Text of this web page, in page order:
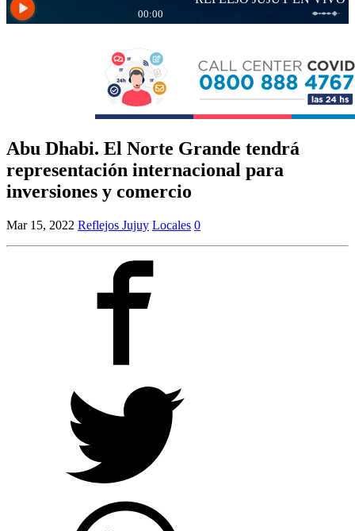
Abu Dhabi. El Norte Grande tendrá
representación internacional para
inversiones y comercio
Mar 15, 2022 Reflejos Jujuy Locales 0